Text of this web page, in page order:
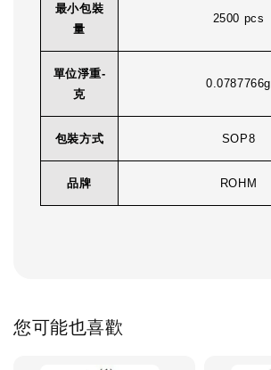
最小包裝
量
2500 pcs
單位淨重-
克
0.0787766g
包裝方式 SOP8
品牌 ROHM
您可能也喜歡